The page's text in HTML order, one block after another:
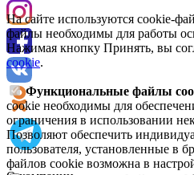
На сайте используются cookie-
файлы необходимы для работы
Нажимая кнопку Принять, вы
cookie.
Функциональные файлы
cookie необходимы для
ограничения в использовании
Позволяют обеспечить
пользователя, установленные в
файлов cookie возможна в